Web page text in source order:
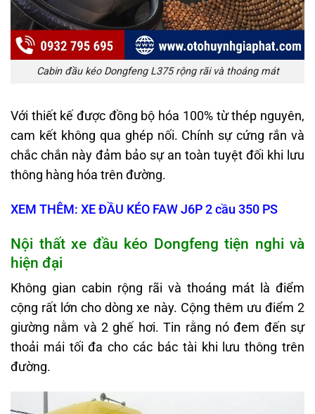
Cabin đầu kéo Dongfeng L375 rộng rãi và thoáng mát
Với thiết kế được đồng bộ hóa 100% từ thép nguyên,
cam kết không qua ghép nối. Chính sự cứng rắn và
chắc chắn này đảm bảo sự an toàn tuyệt đối khi lưu
thông hàng hóa trên đường.
XEM THÊM: XE ĐẦU KÉO FAW J6P 2 cầu 350 PS
Nội thất xe đầu kéo Dongfeng tiện nghi và
hiện đại
Không gian cabin rộng rãi và thoáng mát là điểm
cộng rất lớn cho dòng xe này. Cộng thêm ưu điểm 2
giường nằm và 2 ghế hơi. Tin rằng nó đem đến sự
thoải mái tối đa cho các bác tài khi lưu thông trên
đường.